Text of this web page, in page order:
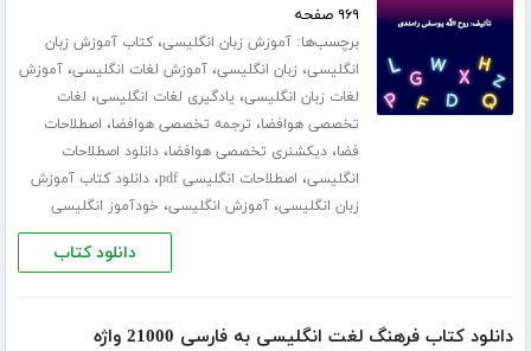
۹۶۹ صفحه
برچسب‌ها:آموزش زبان انگلیسی،کتاب آموزش زبان
انگلیسی، زبان انگلیسی،آموزش لغات انگلیسی،آموزش
لغات زبان انگلیسی، یادگیری لغات انگلیسی، لغات
تخصصی هوافضا، ترجمه تخصصی هوافضا، اصطلاحات
فضا،دیکشنری تخصصی هوافضا،دانلود اصطلاحات
انگلیسی، اصطلاحات انگلیسی pdf ،دانلود کتاب آموزش
زبان انگلیسی،آموزش انگلیسی، خودآموز انگلیسی
دانلود کتاب
دانلود کتاب فرهنگ لغت انگلیسی به فارسی 21000 واژه